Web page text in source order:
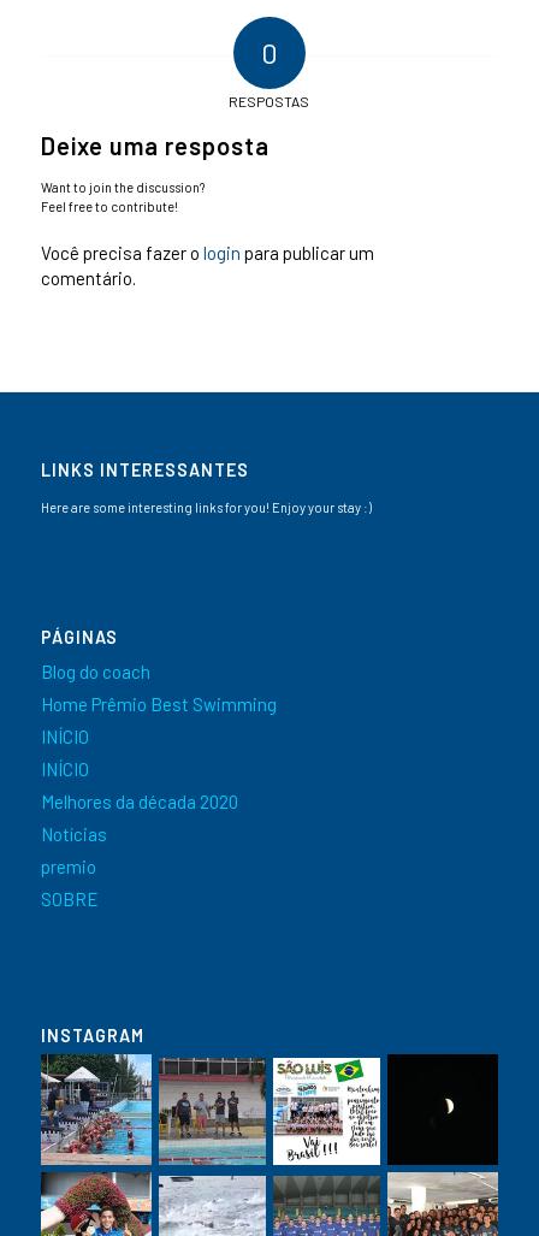
0
RESPOSTAS
Deixe uma resposta
Want to join the discussion?
Feel free to contribute!
Você precisa fazer o login para publicar um
comentário.
LINKS INTERESSANTES
Here are some interesting links for you! Enjoy your stay :)
PÁGINAS
Blog do coach
Home Prêmio Best Swimming
INÍCIO
INÍCIO
Melhores da década 2020
Notícias
premio
SOBRE
INSTAGRAM